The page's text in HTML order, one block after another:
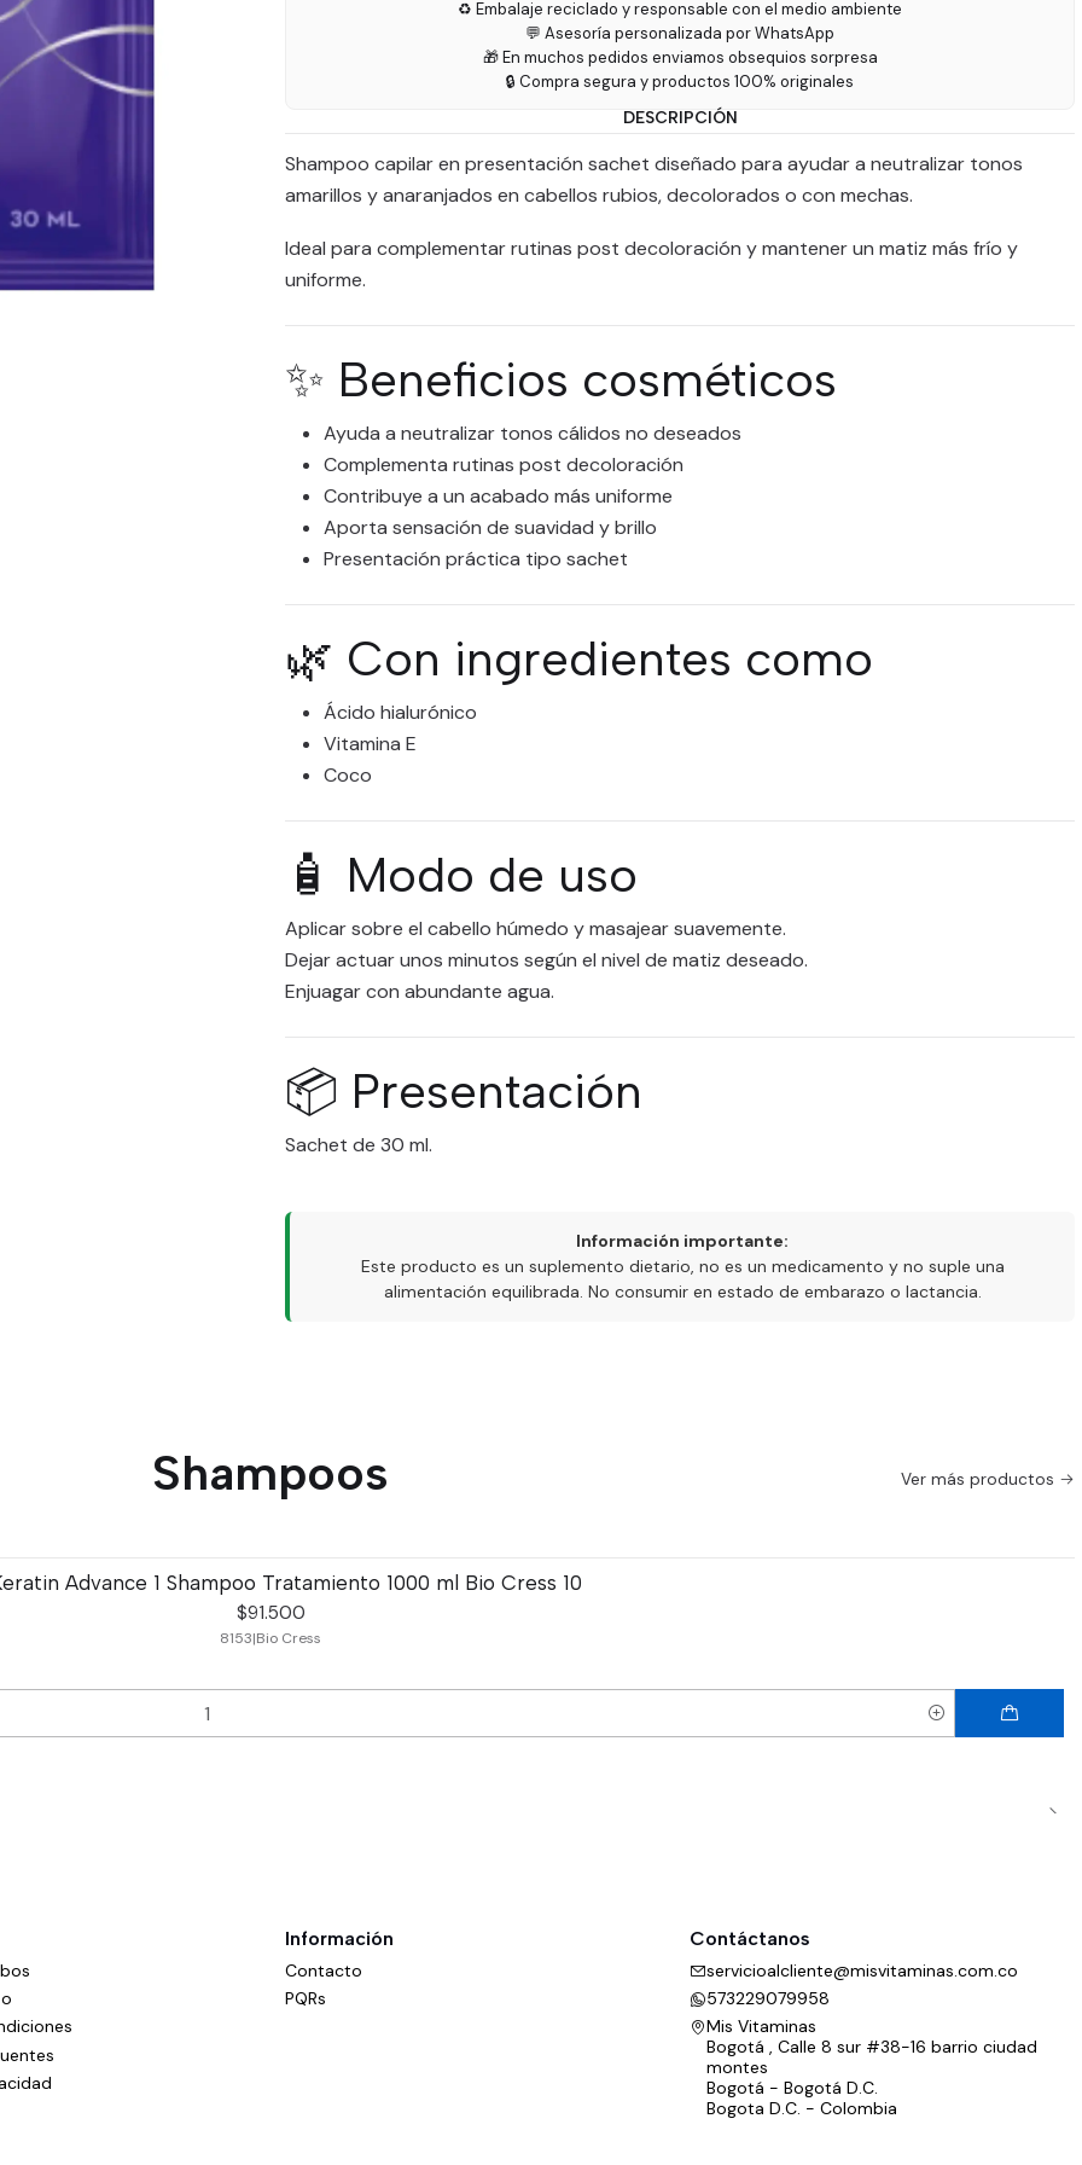
♻️ Embalaje reciclado y responsable con el medio ambiente
💬 Asesoría personalizada por WhatsApp
🎁 En muchos pedidos enviamos obsequios sorpresa
🔒 Compra segura y productos 100% originales
DESCRIPCIÓN
Shampoo capilar en presentación sachet diseñado para ayudar a neutralizar tonos
amarillos y anaranjados en cabellos rubios, decolorados o con mechas.
Ideal para complementar rutinas post decoloración y mantener un matiz más frío y
uniforme.
✨ Beneficios cosméticos
Ayuda a neutralizar tonos cálidos no deseados
Complementa rutinas post decoloración
Contribuye a un acabado más uniforme
Aporta sensación de suavidad y brillo
Presentación práctica tipo sachet
🌿 Con ingredientes como
Ácido hialurónico
Vitamina E
Coco
🧴 Modo de uso
Aplicar sobre el cabello húmedo y masajear suavemente.
Dejar actuar unos minutos según el nivel de matiz deseado.
Enjuagar con abundante agua.
📦 Presentación
Sachet de 30 ml.
Información importante:
Este producto es un suplemento dietario, no es un medicamento y no suple una
alimentación equilibrada. No consumir en estado de embarazo o lactancia.
Shampoos Ver más productos
Advance 1 Shampoo Tratamiento 1000 ml Bio Cress 10
$91.500
8153|Bio Cress
Información
Contacto
PQRs
Contáctanos
servicioalcliente@misvitaminas.com.co
573229079958
Mis Vitaminas
Bogotá , Calle 8 sur #38-16 barrio ciudad
montes
Bogotá - Bogotá D.C.
Bogota D.C. - Colombia